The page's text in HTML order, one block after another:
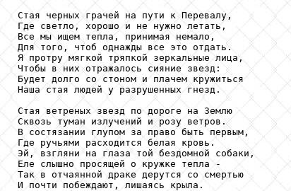
Стая черных грачей на пути к Перевалу,
Где светло, хорошо и не нужно летать,
Все мы ищем тепла, принимая немало,
Дпя того, чтоб однажды все это отдать.
Я протру мягкой тряпкой зеркальные лица,
Чтобы в них отражалось сияние звезд:
Будет долго со стоном и плачем кружиться
Наша стая людей у разрушенных гнезд.
Стая ветреных звезд по дороге на Землю
Сквозь туман излучений и розу ветров.
В состязании глупом за право быть первым,
Где ручьями расходится белая кровь.
Эй, взгляни на глаза той бездомной собаки,
Еле слышно просящей о кружке тепла -
Так в отчаянной драке дерутся со смертью
И почти побеждают, лишаясь крыла.